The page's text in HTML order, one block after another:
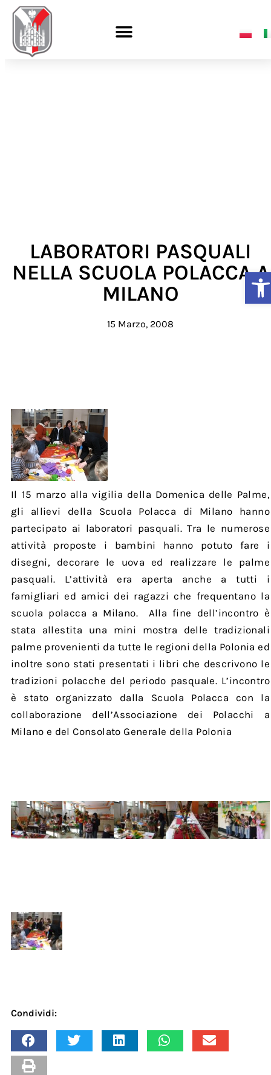
LABORATORI PASQUALI
NELLA SCUOLA POLACCA A
MILANO
15 Marzo, 2008
Il 15 marzo alla vigilia della Domenica delle Palme,
gli allievi della Scuola Polacca di Milano hanno
partecipato ai laboratori pasquali. Tra le numerose
attività proposte i bambini hanno potuto fare i
disegni, decorare le uova ed realizzare le palme
pasquali. L’attività era aperta anche a tutti i
famigliari ed amici dei ragazzi che frequentano la
scuola polacca a Milano. Alla fine dell’incontro è
stata allestita una mini mostra delle tradizionali
palme provenienti da tutte le regioni della Polonia ed
inoltre sono stati presentati i libri che descrivono le
tradizioni polacche del periodo pasquale. L’incontro
è stato organizzato dalla Scuola Polacca con la
collaborazione dell’Associazione dei Polacchi a
Milano e del Consolato Generale della Polonia
Condividi: